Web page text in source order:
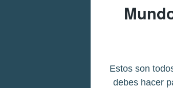
Estos son
debes hacer